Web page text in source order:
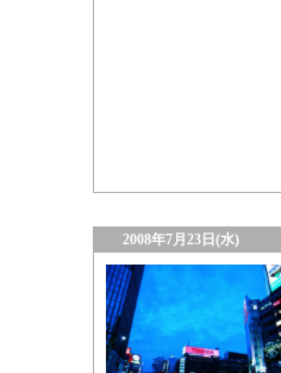
2008年7月23日(水)